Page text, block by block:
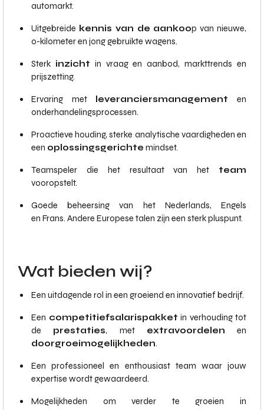
automarkt.
Uitgebreide kennis van de aankoop van nieuwe,
0-kilometer en jong gebruikte wagens.
Sterk inzicht in vraag en aanbod, markttrends en
prijszetting.
Ervaring met leveranciersmanagement en
onderhandelingsprocessen.
Proactieve houding, sterke analytische vaardigheden en
een oplossingsgerichte mindset.
Teamspeler die het resultaat van het team
vooropstelt.
Goede beheersing van het Nederlands, Engels
en Frans. Andere Europese talen zijn een sterk pluspunt.
Wat bieden wij?
Een uitdagende rol in een groeiend en innovatief bedrijf.
Een competitiefsalarispakket in verhouding tot
de prestaties, met extravoordelen en
doorgroeimogelijkheden.
Een professioneel en enthousiast team waar jouw
expertise wordt gewaardeerd.
Mogelijkheden om verder te groeien in